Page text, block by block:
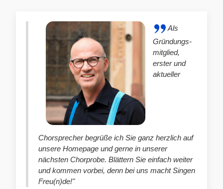
Als
Gründungs-
mitglied,
erster und
aktueller
Chorsprecher begrüße ich Sie ganz herzlich auf
unsere Homepage und gerne in unserer
nächsten Chorprobe. Blättern Sie einfach weiter
und kommen vorbei, denn bei uns macht Singen
Freu(n)de!"